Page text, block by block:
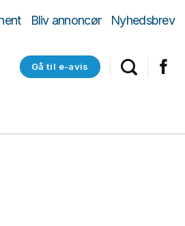
Bliv annoncør Nyhedsbrev
Gå til e-avis